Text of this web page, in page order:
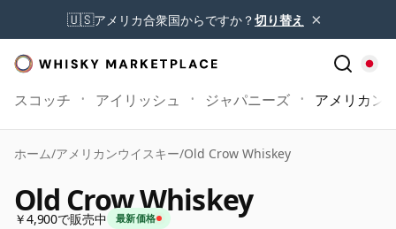
🇺🇸アメリカ合衆国からですか？切り替え ×
スコッチ アイリッシュ ジャパニーズ アメリカン
ホーム/アメリカンウイスキー/Old Crow Whiskey
Old Crow Whiskey
￥4,900で販売中 最新価格